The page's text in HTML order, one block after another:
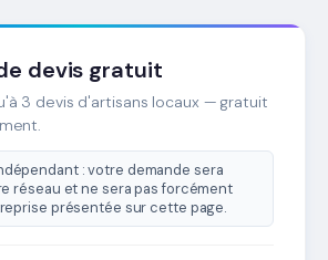
devis gratuit
3 devis d'artisans locaux — gratuit
: votre demande sera
réseau et ne sera pas forcément
présentée sur cette page.